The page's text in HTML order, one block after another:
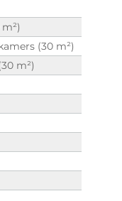
(30 m²)
m²)